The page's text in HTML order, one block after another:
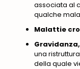
associata al
qualche
Malattie
una
della quale